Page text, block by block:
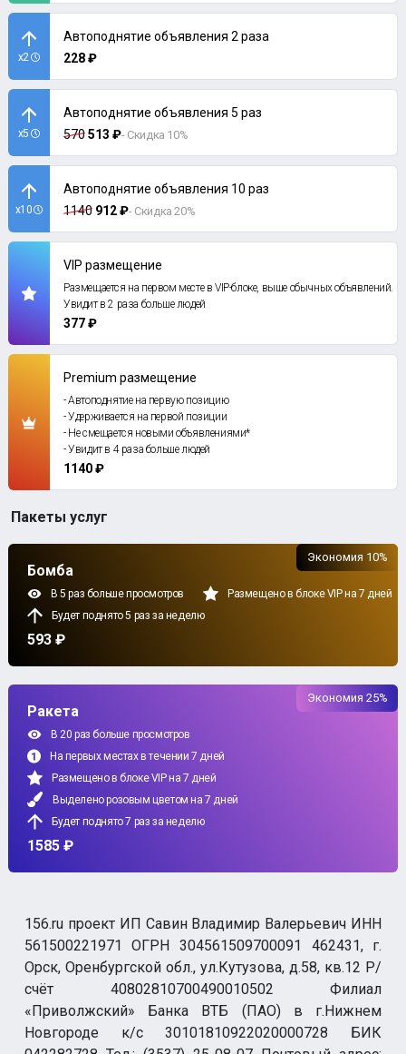
x2
Автоподнятие объявления 2 раза
228 ₽
x5
Автоподнятие объявления 5 раз
570513 ₽- Скидка 10%
x10
Автоподнятие объявления 10 раз
1140 912 ₽- Скидка 20%
VIP размещение
Размещается на первом месте в VIP-блоке, выше обычных объявлений.
Увидит в 2 раза больше людей
377 ₽
Premium размещение
- Автоподнятие на первую позицию
- Удерживается на первой позиции
- Не смещается новыми объявлениями*
- Увидит в 4 раза больше людей
1140 ₽
Пакеты услуг
Бомба
В 5 раз больше просмотров
Размещено в блоке VIP на 7 дней
Будет поднято 5 раз за неделю
593 ₽
Экономия 10%
Ракета
В 20 раз больше просмотров
На первых местах в течении 7 дней
Размещено в блоке VIP на 7 дней
Выделено розовым цветом на 7 дней
Будет поднято 7 раз за неделю
1585 ₽
Экономия 25%
156.ru проект ИП Савин Владимир Валерьевич ИНН
561500221971 ОГРН 304561509700091 462431, г.
Орск, Оренбургской обл., ул.Кутузова, д.58, кв.12 Р/
счёт 40802810700490010502 Филиал
«Приволжский» Банка ВТБ (ПАО) в г.Нижнем
Новгороде к/с 30101810922020000728 БИК